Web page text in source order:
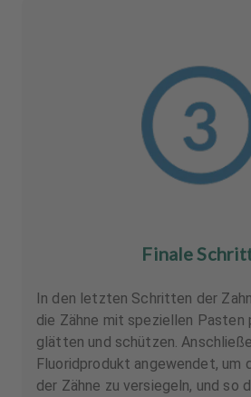
Finale
In den letzten Schritten der
die Zähne mit speziellen Pasten
glätten und schützen.
Fluoridprodukt angewendet, um
der Zähne zu versiegeln, und so